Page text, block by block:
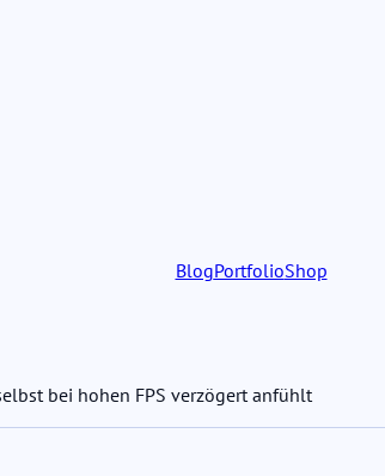
BlogPortfolioShop
bei hohen FPS verzögert anfühlt